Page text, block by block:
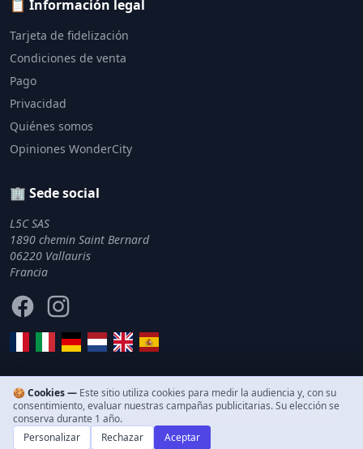
📋 Información legal
Tarjeta de fidelización
Condiciones de venta
Pago
Privacidad
Quiénes somos
Opiniones WonderCity
🏢 Sede social
L5C SAS
1890 chemin Saint Bernard
06220 Vallauris
Francia
FacebookInstagram
© 2011–2026 WonderCity. Todos los derechos reservados.
🍪 Cookies — Este sitio utiliza cookies para medir la audiencia y, con su
consentimiento, evaluar nuestras campañas publicitarias. Su elección se
conserva durante 1 año.
Personalizar
Rechazar Aceptar